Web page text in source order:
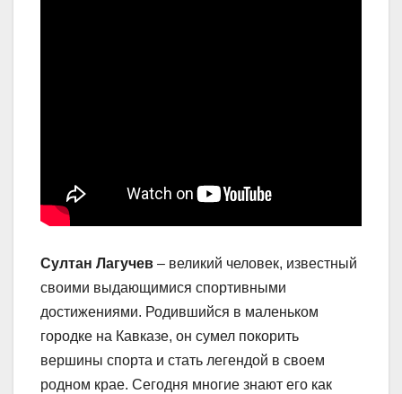
Султан Лагучев – великий человек, известный
своими выдающимися спортивными
достижениями. Родившийся в маленьком
городке на Кавказе, он сумел покорить
вершины спорта и стать легендой в своем
родном крае. Сегодня многие знают его как